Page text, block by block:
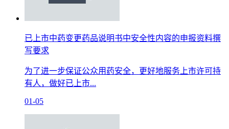
已上市中药变更药品说明书中安全性内容的申报资料撰
写要求
为了进一步保证公众用药安全，更好地服务上市许可持
有人，做好已上市...
01-05